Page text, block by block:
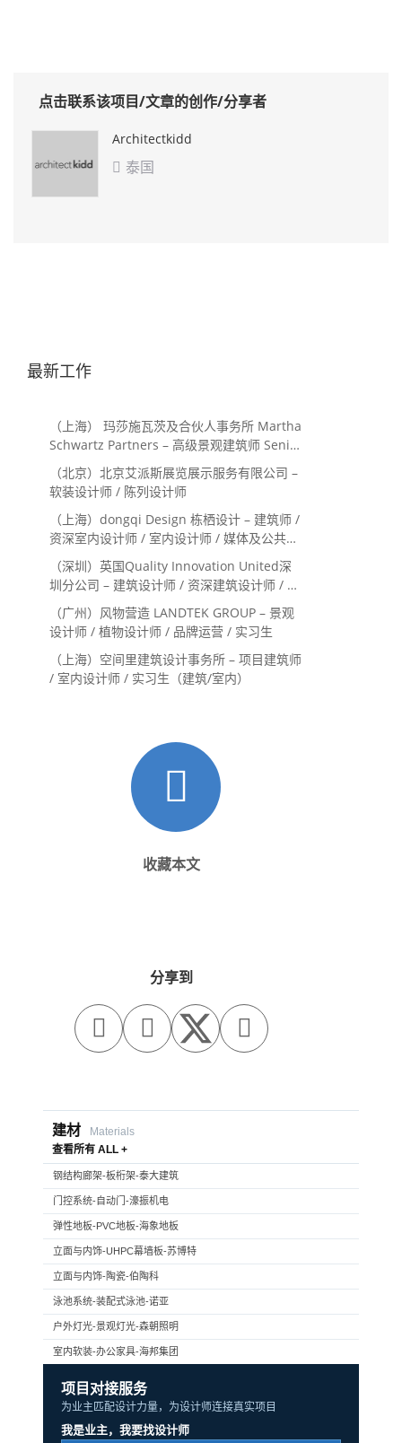
点击联系该项目/文章的创作/分享者
Architectkidd
 泰国
最新工作
（上海） 玛莎施瓦茨及合伙人事务所 Martha
Schwartz Partners – 高级景观建筑师 Senior
Landscape Designer / 景观建筑师
Landscape Designer
（北京）北京艾派斯展览展示服务有限公司 –
软装设计师 / 陈列设计师
（上海）dongqi Design 栋栖设计 – 建筑师 /
资深室内设计师 / 室内设计师 / 媒体及公共关
系主管 / 设计实习生（常年招聘）
（深圳）英国Quality Innovation United深
圳分公司 – 建筑设计师 / 资深建筑设计师 / 室
内设计师 / 设计实习生
（广州）风物营造 LANDTEK GROUP – 景观
设计师 / 植物设计师 / 品牌运营 / 实习生
（上海）空间里建筑设计事务所 – 项目建筑师
/ 室内设计师 / 实习生（建筑/室内）
收藏本文
分享到
  
建材
Materials
查看所有 ALL +
钢结构廊架-板桁架-泰大建筑
门控系统-自动门-濠振机电
弹性地板-PVC地板-海象地板
立面与内饰-UHPC幕墙板-苏博特
立面与内饰-陶瓷-伯陶科
泳池系统-装配式泳池-诺亚
户外灯光-景观灯光-森朝照明
室内软装-办公家具-海邦集团
项目对接服务
为业主匹配设计力量，为设计师连接真实项目
我是业主，我要找设计师